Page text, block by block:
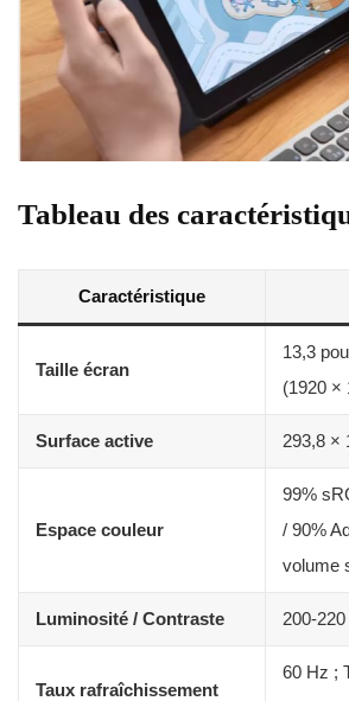
Tableau des
Caractéristique
Taille écran
13,3
(1920 ×
Surface active 293,8 ×
Espace couleur
99%
/ 90%
volume
Luminosité / Contraste 200-
Taux rafraîchissement
60 Hz ;